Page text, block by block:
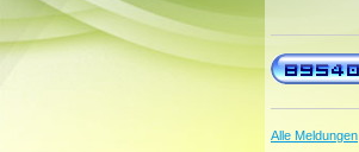
Alle Meldungen